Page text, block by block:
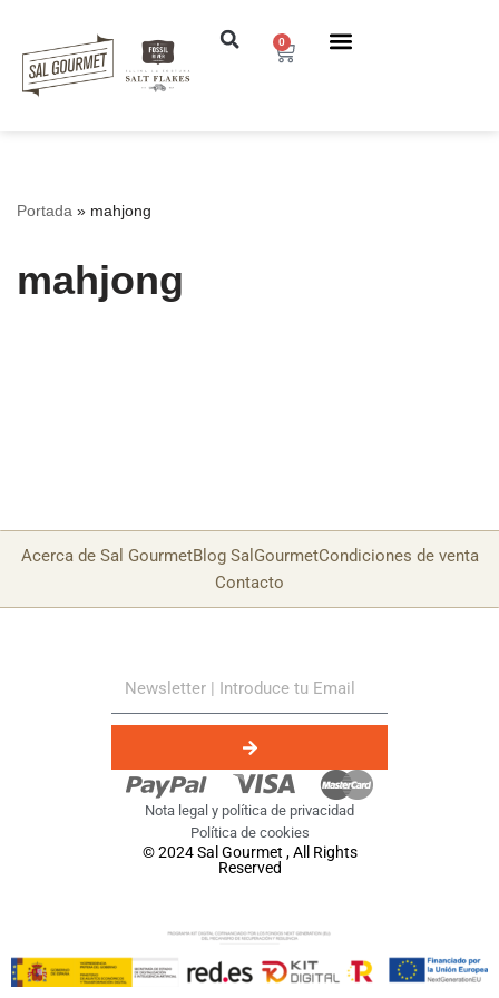
Saltar
al
0
Portada » mahjong
mahjong
Acerca de Sal GourmetBlog SalGourmetCondiciones de venta
Contacto
Nota legal y política de privacidad
Política de cookies
© 2024 Sal Gourmet , All Rights
Reserved